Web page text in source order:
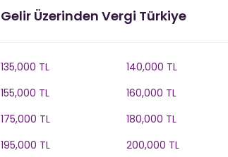
Gelir Üzerinden Vergi Türkiye
135,000 TL 140,000 TL
155,000 TL
160,000 TL
175,000 TL
180,000 TL
195,000 TL
200,000 TL